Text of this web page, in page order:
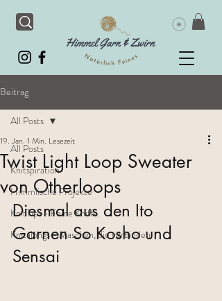
Beitrag
All Posts
Knitspiration
Himmlische Projekte
KnitTips - Feine Kniffe.
Knitalongs - Maschen, die verbinden
All Posts
Twist Light Loop Sweater
von Otherloops
19. Jan. 1 Min. Lesezeit
Diesmal aus den Ito
Garnen So Kosho und
Sensai